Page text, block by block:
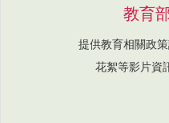
教育
提供教育相關政
花絮等影片資